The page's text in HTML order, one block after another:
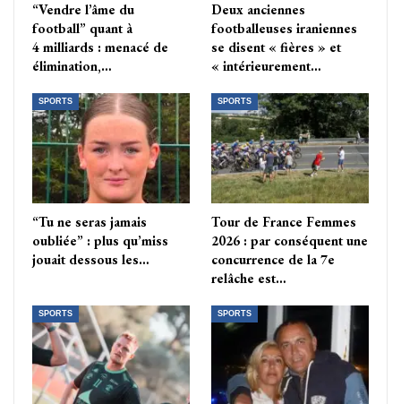
“Vendre l’âme du
football” quant à
4 milliards : menacé de
élimination,…
Deux anciennes
footballeuses iraniennes
se disent « fières » et
« intérieurement…
SPORTS
“Tu ne seras jamais
oubliée” : plus qu’miss
jouait dessous les…
SPORTS
Tour de France Femmes
2026 : par conséquent une
concurrence de la 7e
relâche est…
SPORTS SPORTS